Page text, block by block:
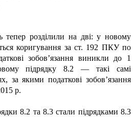
тепер розділили на дві: у новому
коригування за ст. 192 ПКУ по
зобов’язання виникли до 1
підрядку 8.2 — такі самі
за якими податкові зобов’язання
р.
8.2 та 8.3 стали підрядками 8.3